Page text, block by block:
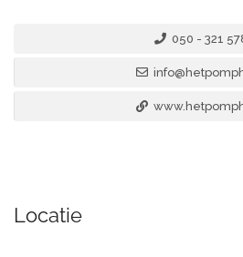
050 - 321
Locatie